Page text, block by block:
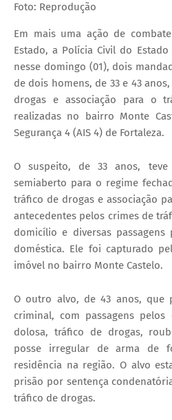
Foto: Reprodução
Em mais uma ação de
Estado, a Polícia Civil do Estado
nesse domingo (01), dois
de dois homens, de 33 e 43
drogas e associação para o
realizadas no bairro Monte
Segurança 4 (AIS 4) de Fortaleza.
O suspeito, de 33 anos,
semiaberto para o regime
tráfico de drogas e associação
antecedentes pelos crimes de
domicílio e diversas
doméstica. Ele foi capturado
imóvel no bairro Monte Castelo.
O outro alvo, de 43 anos, que
criminal, com passagens
dolosa, tráfico de drogas,
posse irregular de arma de
residência na região. O alvo
prisão por sentença
tráfico de drogas.